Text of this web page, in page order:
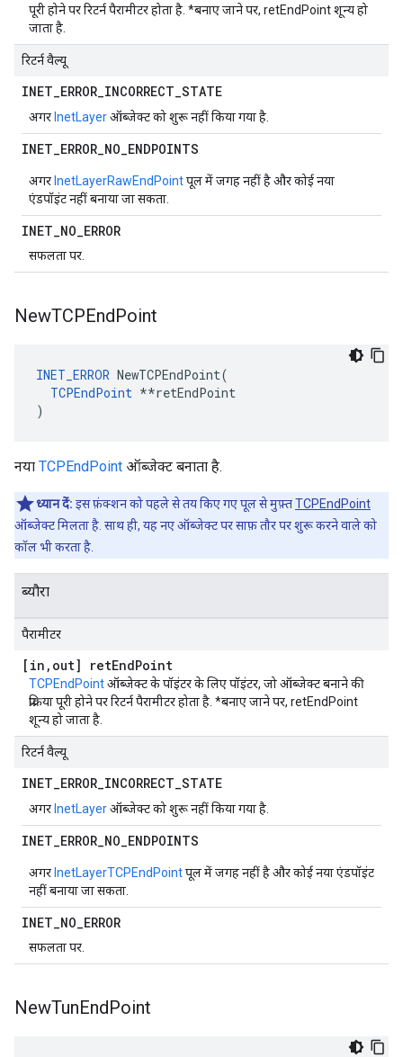
पूरी होने पर रिटर्न पैरामीटर होता है. *बनाए जाने पर, retEndPoint शून्य हो
जाता है.
रिटर्न वैल्यू
INET_ERROR_INCORRECT_STATE
अगर InetLayerऑब्जेक्ट को शुरू नहीं किया गया है.
INET_ERROR_NO_ENDPOINTS
अगर InetLayerRawEndPointपूल में जगह नहीं है और कोई नया
एंडपॉइंट नहीं बनाया जा सकता.
INET_NO_ERROR
सफलता पर.
NewTCPEndPoint
INET_ERROR NewTCPEndPoint(
TCPEndPoint **retEndPoint
)
नया TCPEndPoint ऑब्जेक्ट बनाता है.
ध्यान दें: इस फ़ंक्शन को पहले से तय किए गए पूल से मुफ़्तTCPEndPoint
ऑब्जेक्ट मिलता है. साथ ही, यह नए ऑब्जेक्ट पर साफ़ तौर पर शुरू करने वाले को
कॉल भी करता है.
ब्यौरा
पैरामीटर
[in , out] retEndPoint
TCPEndPointऑब्जेक्ट के पॉइंटर के लिए पॉइंटर, जो ऑब्जेक्ट बनाने की
प्रक्रिया पूरी होने पर रिटर्न पैरामीटर होता है. *बनाए जाने पर, retEndPoint
शून्य हो जाता है.
रिटर्न वैल्यू
INET_ERROR_INCORRECT_STATE
अगर InetLayerऑब्जेक्ट को शुरू नहीं किया गया है.
INET_ERROR_NO_ENDPOINTS
अगर InetLayerTCPEndPointपूल में जगह नहीं है और कोई नया एंडपॉइंट
नहीं बनाया जा सकता.
INET_NO_ERROR
सफलता पर.
NewTunEndPoint